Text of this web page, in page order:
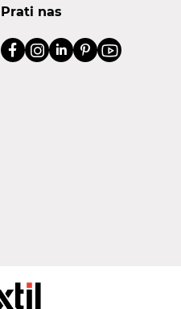
Prati nas